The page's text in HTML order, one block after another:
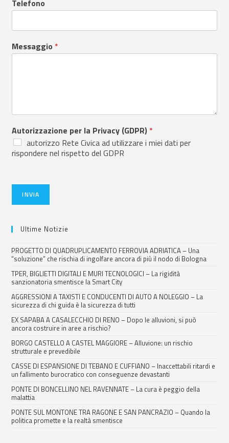
Telefono
Messaggio *
Autorizzazione per la Privacy (GDPR) *
autorizzo Rete Civica ad utilizzare i miei dati per
rispondere nel rispetto del GDPR
INVIA
Ultime Notizie
PROGETTO DI QUADRUPLICAMENTO FERROVIA ADRIATICA – Una
“soluzione” che rischia di ingolfare ancora di più il nodo di Bologna
TPER, BIGLIETTI DIGITALI E MURI TECNOLOGICI – La rigidità
sanzionatoria smentisce la Smart City
AGGRESSIONI A TAXISTI E CONDUCENTI DI AUTO A NOLEGGIO – La
sicurezza di chi guida è la sicurezza di tutti
EX SAPABA A CASALECCHIO DI RENO – Dopo le alluvioni, si può
ancora costruire in aree a rischio?
BORGO CASTELLO A CASTEL MAGGIORE – Alluvione: un rischio
strutturale e prevedibile
CASSE DI ESPANSIONE DI TEBANO E CUFFIANO – Inaccettabili ritardi e
un fallimento burocratico con conseguenze devastanti
PONTE DI BONCELLINO NEL RAVENNATE – La cura è peggio della
malattia
PONTE SUL MONTONE TRA RAGONE E SAN PANCRAZIO – Quando la
politica promette e la realtà smentisce